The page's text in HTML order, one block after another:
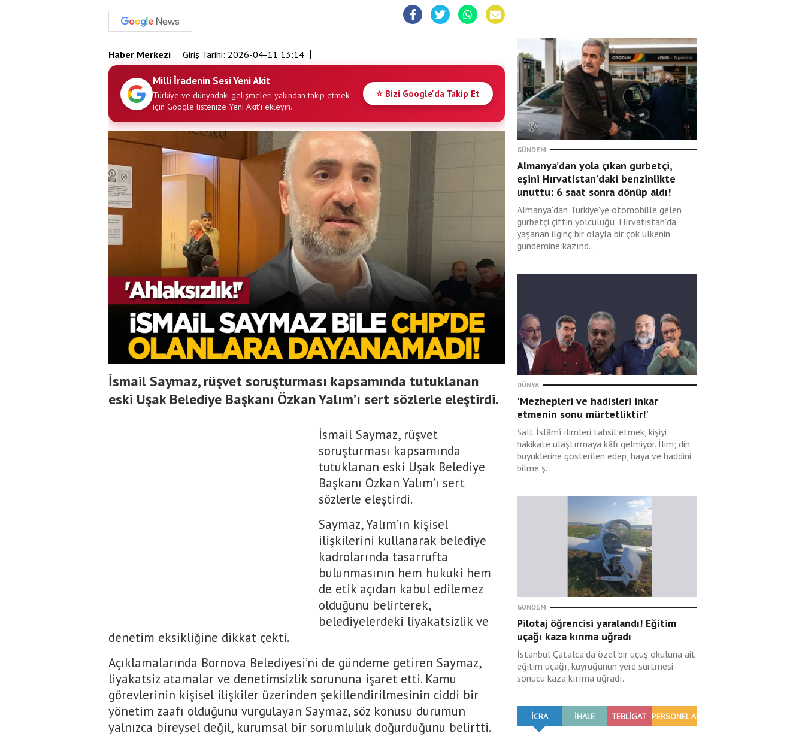
Haber Merkezi Giriş Tarihi: 2026-04-11 13:14
Milli İradenin Sesi Yeni Akit
Türkiye ve dünyadaki gelişmeleri yakından takip etmek
için Google listenize Yeni Akit'i ekleyin.
⭐ Bizi Google'da Takip Et
İsmail Saymaz, rüşvet soruşturması kapsamında tutuklanan
eski Uşak Belediye Başkanı Özkan Yalım’ı sert sözlerle eleştirdi.
İsmail Saymaz, rüşvet
soruşturması kapsamında
tutuklanan eski Uşak Belediye
Başkanı Özkan Yalım’ı sert
sözlerle eleştirdi.
Saymaz, Yalım’ın kişisel
ilişkilerini kullanarak belediye
kadrolarında tasarrufta
bulunmasının hem hukuki hem
de etik açıdan kabul edilemez
olduğunu belirterek,
belediyelerdeki liyakatsizlik ve
denetim eksikliğine dikkat çekti.
Açıklamalarında Bornova Belediyesi’ni de gündeme getiren Saymaz,
liyakatsiz atamalar ve denetimsizlik sorununa işaret etti. Kamu
görevlerinin kişisel ilişkiler üzerinden şekillendirilmesinin ciddi bir
yönetim zaafı olduğunu vurgulayan Saymaz, söz konusu durumun
yalnızca bireysel değil, kurumsal bir sorumluluk doğurduğunu belirtti.
GÜNDEM
Almanya’dan yola çıkan gurbetçi,
eşini Hırvatistan’daki benzinlikte
unuttu: 6 saat sonra dönüp aldı!
Almanya'dan Türkiye'ye otomobille gelen
gurbetçi çiftin yolculuğu, Hırvatistan'da
yaşanan ilginç bir olayla bir çok ülkenin
gündemine kazınd..
DÜNYA
'Mezhepleri ve hadisleri inkar
etmenin sonu mürtetliktir!'
Salt İslâmî ilimleri tahsil etmek, kişiyi
hakikate ulaştırmaya kâfi gelmiyor. İlim; din
büyüklerine gösterilen edep, haya ve haddini
bilme ş..
GÜNDEM
Pilotaj öğrencisi yaralandı! Eğitim
uçağı kaza kırıma uğradı
İstanbul Çatalca'da özel bir uçuş okuluna ait
eğitim uçağı, kuyruğunun yere sürtmesi
sonucu kaza kırıma uğradı.